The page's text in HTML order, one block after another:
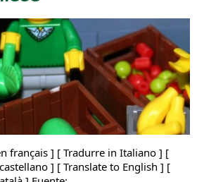
français ] [ Tradurre in Italiano ] [
] [ Translate to English ] [